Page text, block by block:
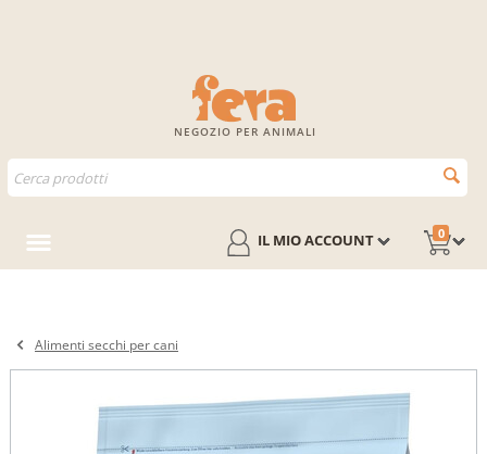
NEGOZIO PER ANIMALI
0
IL MIO ACCOUNT
Alimenti secchi per cani